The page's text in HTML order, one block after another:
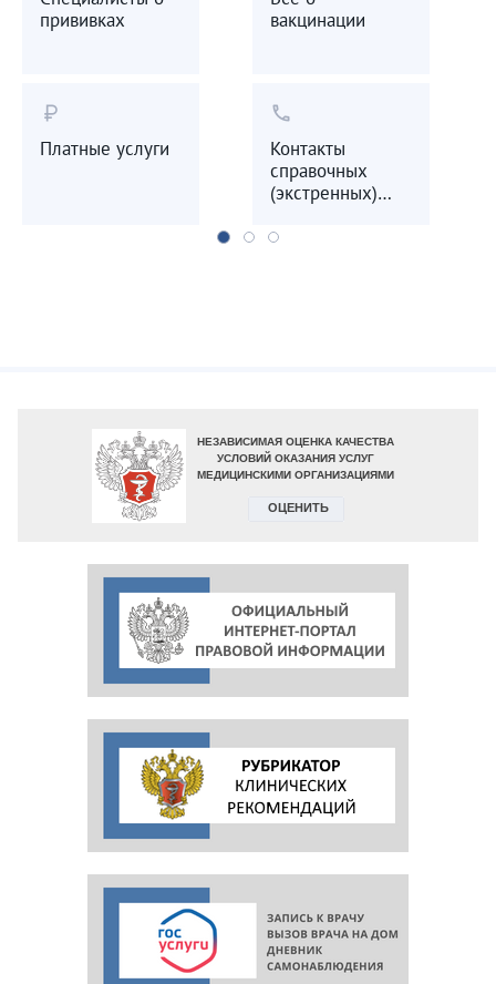
прививках
вакцинации
currency_ruble
Платные услуги
call
Контакты
справочных
(экстренных)